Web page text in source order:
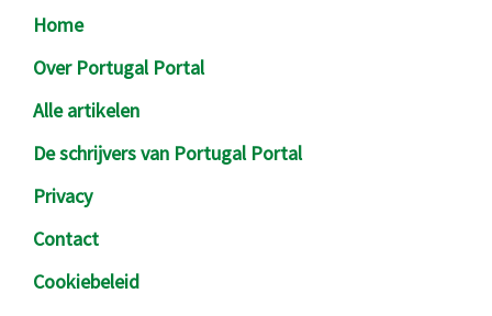
Footer
Home
Over Portugal Portal
Alle artikelen
De schrijvers van Portugal Portal
Privacy
Contact
Cookiebeleid